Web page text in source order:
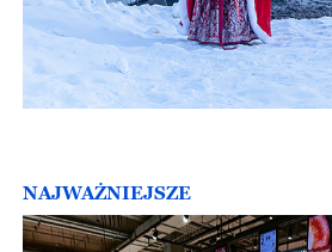
NAJWAŻNIEJSZE